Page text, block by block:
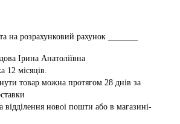
на розрахунковий рахунок _______
Ірина Анатоліївна
12 місяців.
товар можна протягом 28 днів за
новоі пошти або в магазині-